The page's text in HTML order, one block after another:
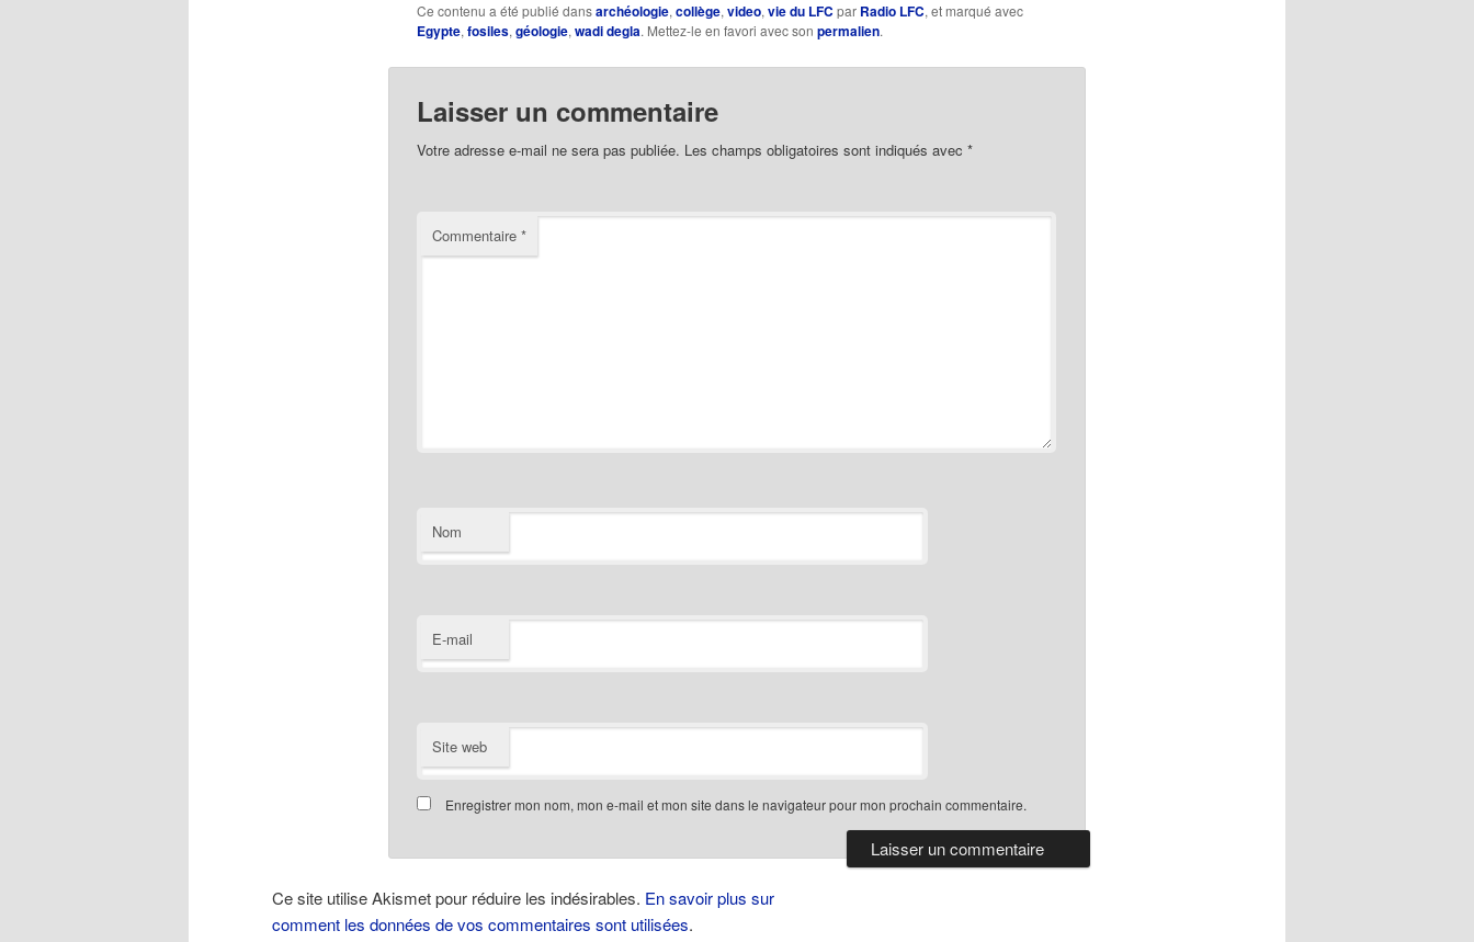
Ce contenu a été publié dansarchéologie, collège, video, vie du LFC par Radio LFC, et marqué avec
Egypte, fosiles, géologie, wadi degla. Mettez-le en favori avec son permalien.
Laisser un commentaire
Votre adresse e-mail ne sera pas publiée. Les champs obligatoires sont indiqués avec *
Commentaire *
Nom
E-mail
Site web
Enregistrer mon nom, mon e-mail et mon site dans le navigateur pour mon prochain commentaire.
Ce site utilise Akismet pour réduire les indésirables. En savoir plus sur
comment les données de vos commentaires sont utilisées.